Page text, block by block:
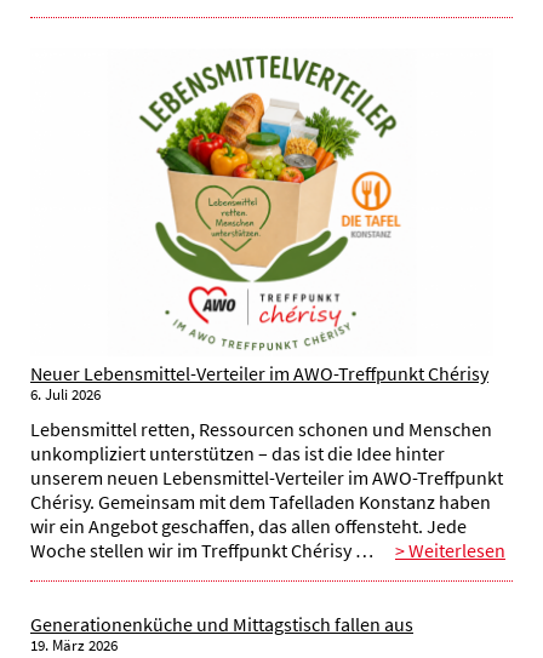
Neuer Lebensmittel-Verteiler im AWO-Treffpunkt Chérisy
6. Juli 2026
Lebensmittel retten, Ressourcen schonen und Menschen
unkompliziert unterstützen – das ist die Idee hinter
unserem neuen Lebensmittel-Verteiler im AWO-Treffpunkt
Chérisy. Gemeinsam mit dem Tafelladen Konstanz haben
wir ein Angebot geschaffen, das allen offensteht. Jede
Woche stellen wir im Treffpunkt Chérisy …
> Weiterlesen
Generationenküche und Mittagstisch fallen aus
19. März 2026